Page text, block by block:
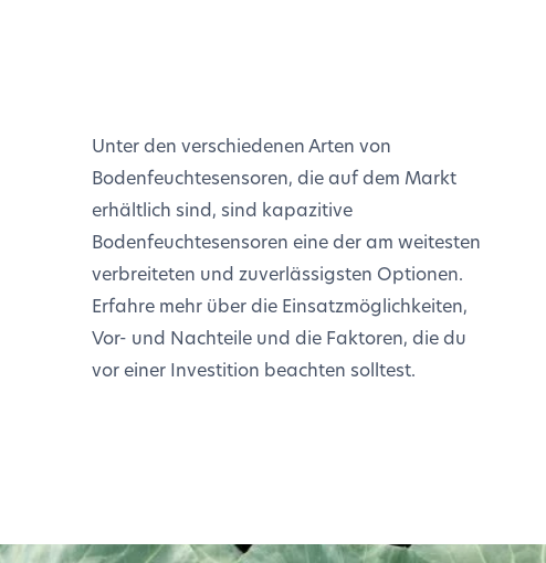
Unter den verschiedenen Arten von
Bodenfeuchtesensoren, die auf dem Markt
erhältlich sind, sind kapazitive
Bodenfeuchtesensoren eine der am weitesten
verbreiteten und zuverlässigsten Optionen.
Erfahre mehr über die Einsatzmöglichkeiten,
Vor- und Nachteile und die Faktoren, die du
vor einer Investition beachten solltest.